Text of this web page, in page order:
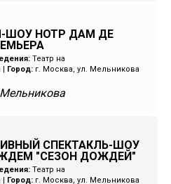
ШОУ НОТР ДАМ ДЕ
Театр на
| Город: г. Москва, ул. Мельникова
СПЕКТАКЛЬ-ШОУ
"СЕЗОН ДОЖДЕЙ"
Театр на
| Город: г. Москва, ул. Мельникова